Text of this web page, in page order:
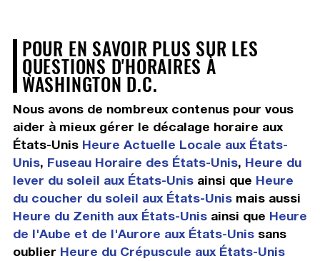
POUR EN SAVOIR PLUS SUR LES
QUESTIONS D'HORAIRES À
WASHINGTON D.C.
Nous avons de nombreux contenus pour vous
aider à mieux gérer le décalage horaire aux
États-Unis Heure Actuelle Locale aux États-
Unis, Fuseau Horaire des États-Unis, Heure du
lever du soleil aux États-Unisainsi que Heure
du coucher du soleil aux États-Unismais aussi
Heure du Zenith aux États-Unisainsi que Heure
de l'Aube et de l'Aurore aux États-Unissans
oublier Heure du Crépuscule aux États-Unis